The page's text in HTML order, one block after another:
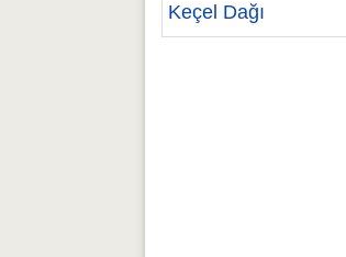
Keçel Dağı